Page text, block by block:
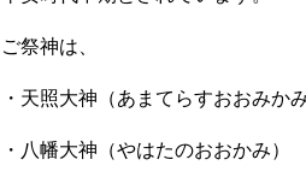
ご祭神は、
・天照大神（あまてらすおおみかみ
・八幡大神（やはたのおおかみ）